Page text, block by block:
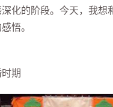
化的阶段。今天，我想
悟。
期